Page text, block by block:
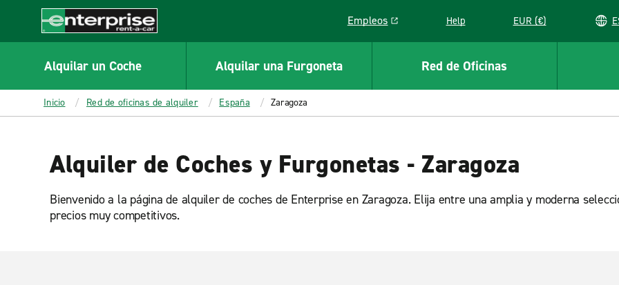
CONTENT
Enterprise
Empleos
Link opens in a new window
Help EUR (€)
Alquilar un Coche Alquilar una Furgoneta Red de Oficinas
Inicio Red de oficinas de alquiler España Zaragoza
Alquiler de Coches y Furgonetas - Zaragoza
Bienvenido a la página de alquiler de coches de Enterprise en Zaragoza. Elija entre una amplia y moderna
precios muy competitivos.